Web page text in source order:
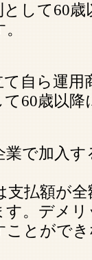
して60
。
自ら運
60歳以
で加入
払額が
。デメ
とがで